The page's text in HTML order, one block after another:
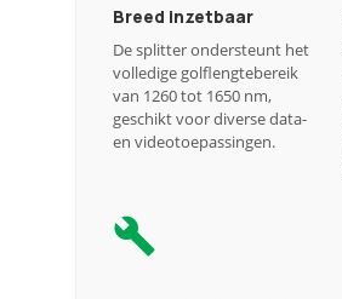
Breed inzetbaar
De splitter ondersteunt het
volledige golflengtebereik
van 1260 tot 1650 nm,
geschikt voor diverse data-
en videotoepassingen.